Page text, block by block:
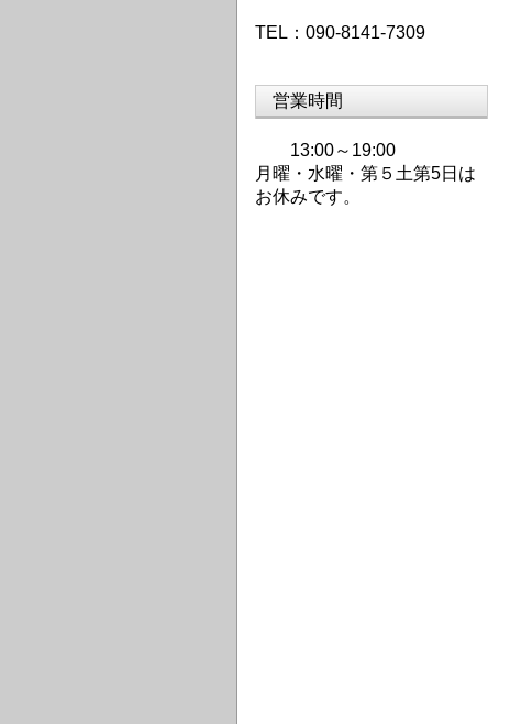
TEL：090-8141-7309
営業時間
13:00～19:00
月曜・水曜・第 ５土第5日は
お休みです。